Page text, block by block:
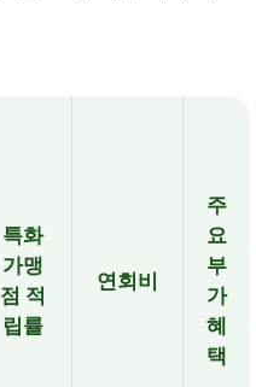
특화
가맹
점 적
립률
연회비
주
요
부
가
혜
택